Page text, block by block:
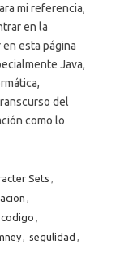
mi referencia,
en la
esta página
Java,
del
como lo
Sets ,
,
codigo ,
, segulidad ,